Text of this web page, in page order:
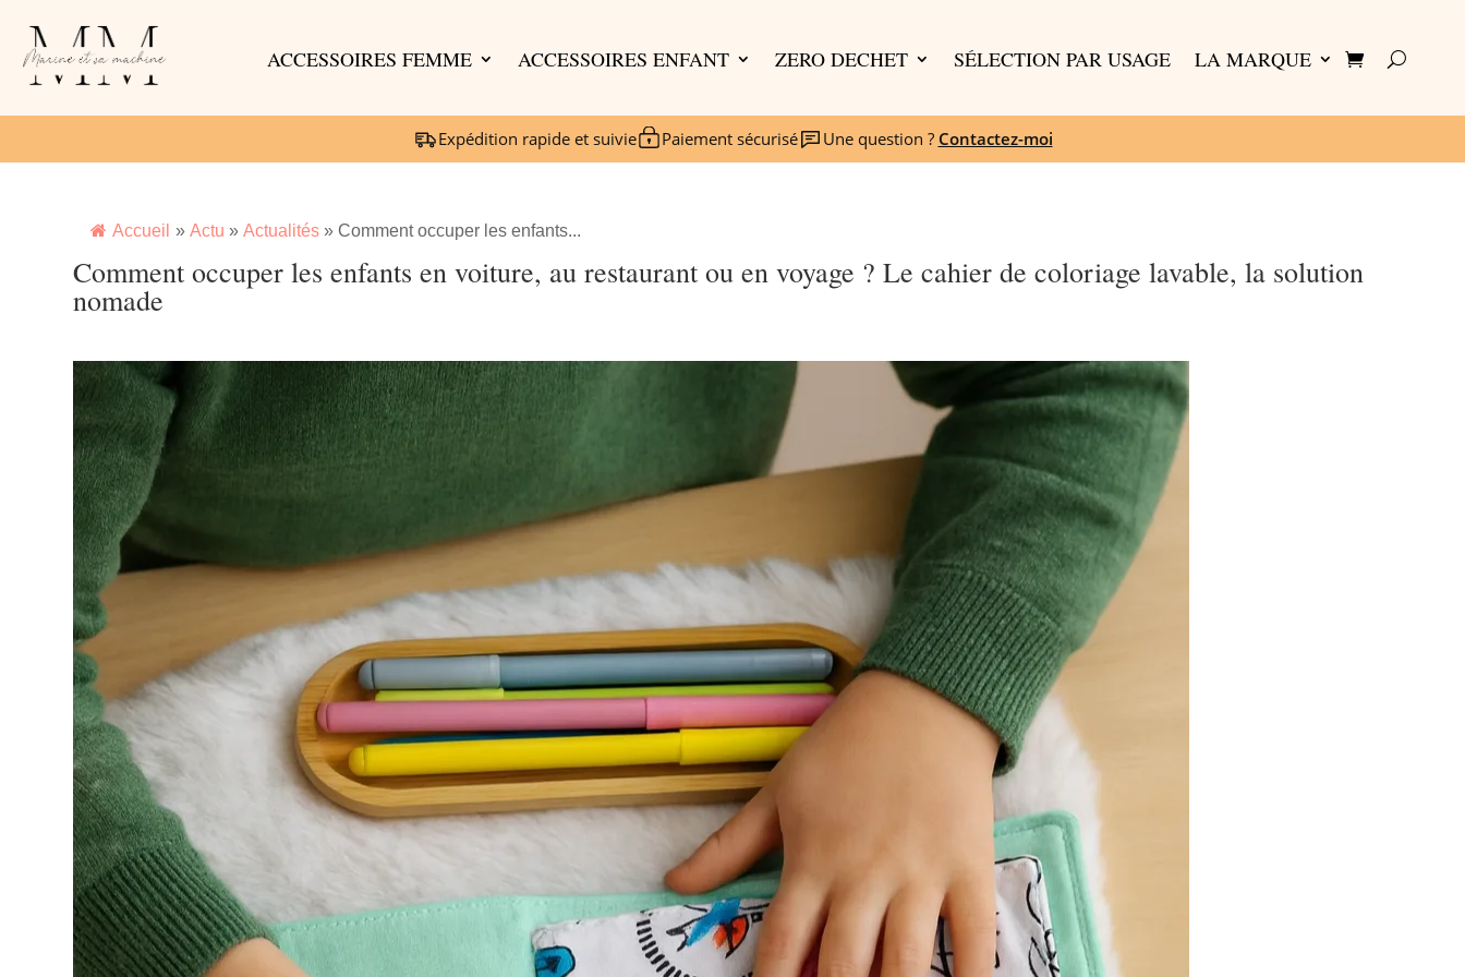
ACCESSOIRES FEMME ACCESSOIRES ENFANT ZERO DECHET SÉLECTION PAR USAGE LA MARQUE
Expédition rapide et suivie Paiement sécurisé Une question ? Contactez-moi
Accueil » Actu » Actualités » Comment occuper les enfants...
Comment occuper les enfants en voiture, au restaurant ou en voyage ? Le cahier de coloriage lavable, la solution
nomade